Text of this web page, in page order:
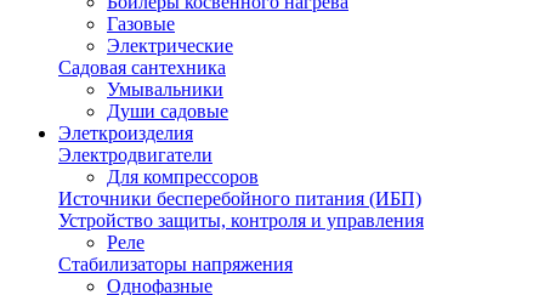
Газовые
Электрические
Садовая сантехника
Умывальники
Души садовые
Элеткроизделия
Электродвигатели
Для компрессоров
Источники бесперебойного питания (ИБП)
Устройство защиты, контроля и управления
Реле
Стабилизаторы напряжения
Однофазные